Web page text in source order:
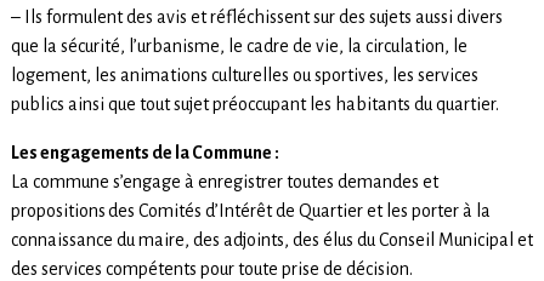
– Ils formulent des avis et réfléchissent sur des sujets aussi divers
que la sécurité, l’urbanisme, le cadre de vie, la circulation, le
logement, les animations culturelles ou sportives, les services
publics ainsi que tout sujet préoccupant les habitants du quartier.
Les engagements de la Commune :
La commune s’engage à enregistrer toutes demandes et
propositionsdes Comités d’Intérêt de Quartier et les porter à la
connaissance du maire, des adjoints, des élus du Conseil Municipal et
des services compétents pour toute prise de décision.